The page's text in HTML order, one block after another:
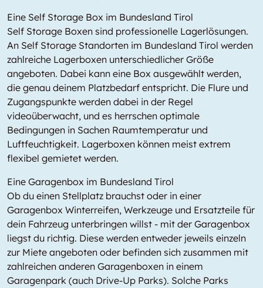
Eine Self Storage Box im Bundesland Tirol
Self Storage Boxen sind professionelle Lagerlösungen.
An Self Storage Standorten im Bundesland Tirol werden
zahlreiche Lagerboxen unterschiedlicher Größe
angeboten. Dabei kann eine Box ausgewählt werden,
die genau deinem Platzbedarf entspricht. Die Flure und
Zugangspunkte werden dabei in der Regel
videoüberwacht, und es herrschen optimale
Bedingungen in Sachen Raumtemperatur und
Luftfeuchtigkeit. Lagerboxen können meist extrem
flexibel gemietet werden.
Eine Garagenbox im Bundesland Tirol
Ob du einen Stellplatz brauchst oder in einer
Garagenbox Winterreifen, Werkzeuge und Ersatzteile für
dein Fahrzeug unterbringen willst - mit der Garagenbox
liegst du richtig. Diese werden entweder jeweils einzeln
zur Miete angeboten oder befinden sich zusammen mit
zahlreichen anderen Garagenboxen in einem
Garagenpark (auch Drive-Up Parks). Solche Parks